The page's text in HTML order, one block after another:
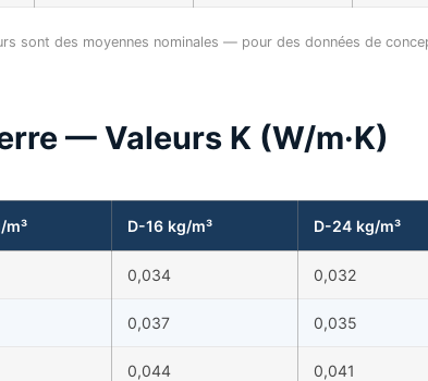
sont des moyennes nominales — pour des données de
— Valeurs K (W/m·K)
m³ D-16 kg/m³ D-24 kg/m³
0,034 0,032
0,037 0,035
0,044 0,041